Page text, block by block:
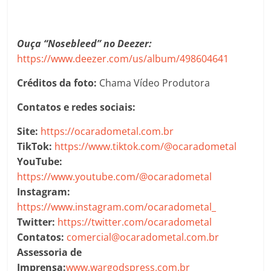
Ouça “Nosebleed” no Deezer:
https://www.deezer.com/us/album/498604641
Créditos da foto: Chama Vídeo Produtora
Contatos e redes sociais:
Site: https://ocaradometal.com.br
TikTok: https://www.tiktok.com/@ocaradometal
YouTube:
https://www.youtube.com/@ocaradometal
Instagram:
https://www.instagram.com/ocaradometal_
Twitter: https://twitter.com/ocaradometal
Contatos: comercial@ocaradometal.com.br
Assessoria de
Imprensa:www.wargodspress.com.br